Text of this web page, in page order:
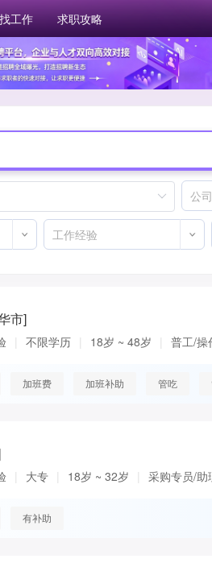
找工作 求职攻略
市]
不限学历 18岁 ~ 48岁 普工/操
加班费 加班补助 管吃
大专 18岁 ~ 32岁 采购专员/助
有补助